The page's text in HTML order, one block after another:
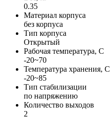
0.35
Материал корпуса
без корпуса
Тип корпуса
Открытый
Рабочая температура, С
-20~70
Температура хранения, С
-20~85
Тип стабилизации
по напряжению
Количество выходов
2